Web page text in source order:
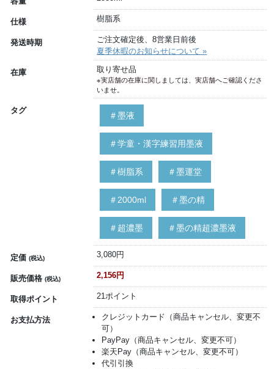
仕様 樹脂系
発送時期
ご注文確定後、8営業日前後
夏季休暇のお知らせについて »
在庫 取り寄せ品
※実店舗の在庫に関しましては、実店舗へご確認くださ
いませ。
タグ
＃墨液
＃学童・漢字練習用墨液
＃樹脂系 ＃墨運堂
＃2000ml ＃墨の精
＃超濃墨 ＃墨の精超濃墨液
定価 (税込) 3,080円
販売価格 (税込) 2,156円
取得ポイント 21ポイント
お支払方法
クレジットカード（商品キャンセル、変更不
可）
PayPay（商品キャンセル、変更不可）
楽天Pay（商品キャンセル、変更不可）
代引引換